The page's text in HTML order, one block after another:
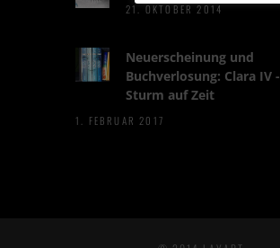
21. OKTOBER 2014
Neuerscheinung und
Buchverlosung: Clara IV -
Sturm auf Zeit
1. FEBRUAR 2017